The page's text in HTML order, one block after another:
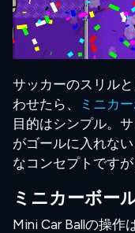
サッカーのスリル
わせたら、
ミニカ
目的はシンプル。
がゴールに入れな
なコンセプトです
ミニカーボー
Mini Car Ballの操作